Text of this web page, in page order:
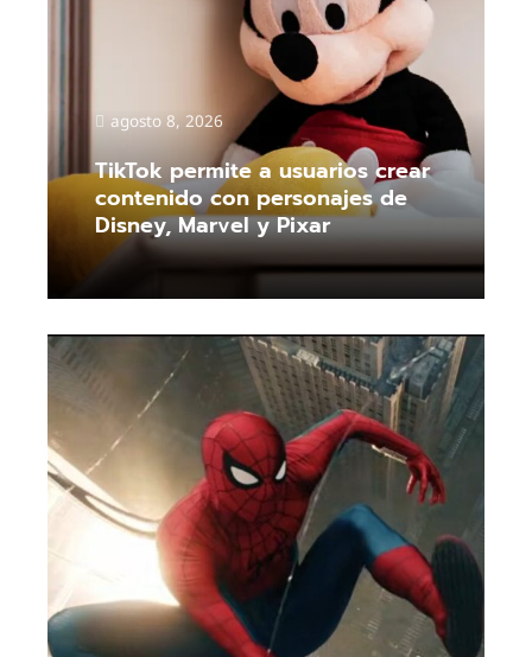
agosto 8, 2026
TikTok permite a usuarios crear
contenido con personajes de
Disney, Marvel y Pixar
Read More